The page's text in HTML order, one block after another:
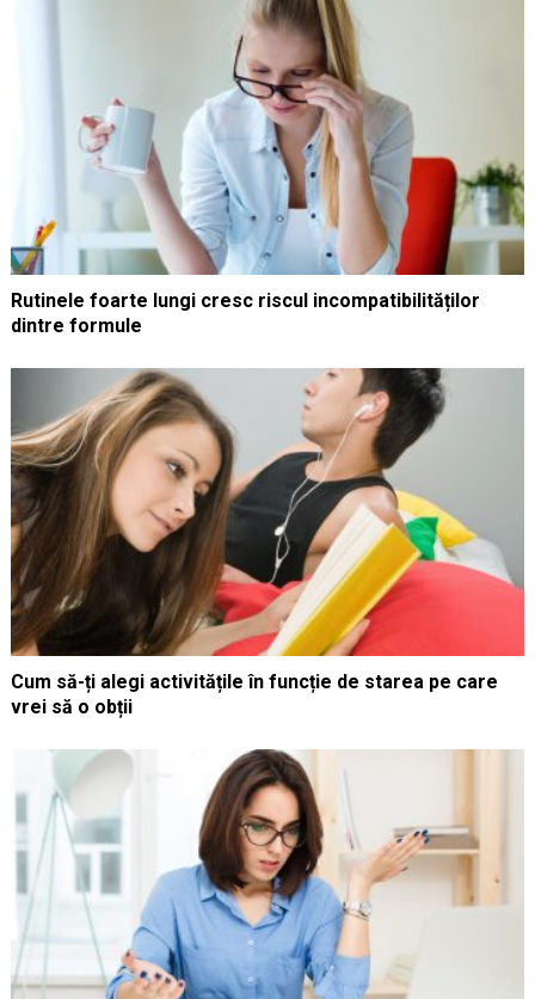
Rutinele foarte lungi cresc riscul incompatibilităților
dintre formule
Cum să-ți alegi activitățile în funcție de starea pe care
vrei să o obții